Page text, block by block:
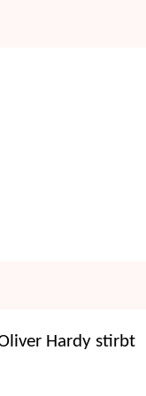
Hardy stirbt